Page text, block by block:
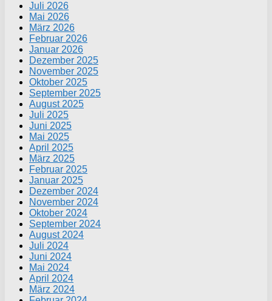
Juli 2026
Mai 2026
März 2026
Februar 2026
Januar 2026
Dezember 2025
November 2025
Oktober 2025
September 2025
August 2025
Juli 2025
Juni 2025
Mai 2025
April 2025
März 2025
Februar 2025
Januar 2025
Dezember 2024
November 2024
Oktober 2024
September 2024
August 2024
Juli 2024
Juni 2024
Mai 2024
April 2024
März 2024